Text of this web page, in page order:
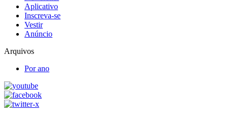
Aplicativo
Inscreva-se
Vestir
Anúncio
Arquivos
Por ano